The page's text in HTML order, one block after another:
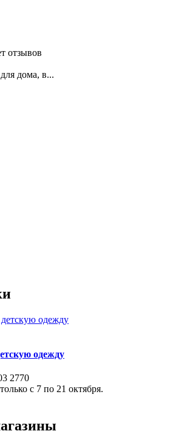
отзывов
дома, в...
одежду
2770
с 7 по 21 октября.